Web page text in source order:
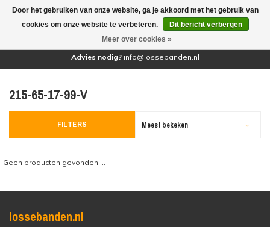
(0)
Advies nodig? info@lossebanden.nl
215-65-17-99-V
FILTERS Meest bekeken
Geen producten gevonden!...
lossebanden.nl
Door het gebruiken van onze website, ga je akkoord met het gebruik van
cookies om onze website te verbeteren.
Dit bericht verbergen
Meer over cookies »